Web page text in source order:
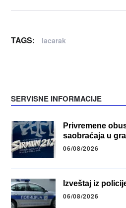
TAGS: lacarak
SERVISNE INFORMACIJE
Privremene
saobraćaja u
06/08/2026
Izveštaj iz
06/08/2026